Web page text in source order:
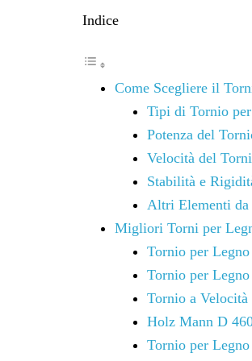
Indice
Come Scegliere il
Tipi di Tornio
Potenza del
Velocità del
Stabilità e
Altri Elementi da
Migliori Torni per
Tornio per
Tornio per
Tornio a
Holz Mann D
Tornio per